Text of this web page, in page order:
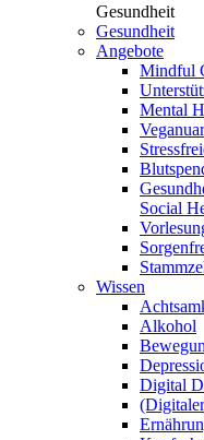
Gesundheit
Gesundheit
Angebote
Mindful
Mental
Social
Wissen
Alkohol
Digital